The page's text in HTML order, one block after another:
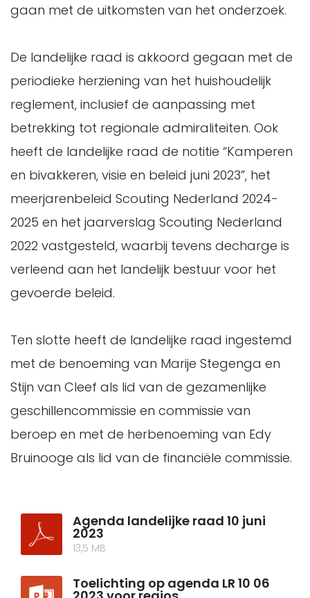
gaan met de uitkomsten van het onderzoek.
De landelijke raad is akkoord gegaan met de
periodieke herziening van het huishoudelijk
reglement, inclusief de aanpassing met
betrekking tot regionale admiraliteiten. Ook
heeft de landelijke raad de notitie “Kamperen
en bivakkeren, visie en beleid juni 2023”, het
meerjarenbeleid Scouting Nederland 2024-
2025 en het jaarverslag Scouting Nederland
2022 vastgesteld, waarbij tevens decharge is
verleend aan het landelijk bestuur voor het
gevoerde beleid.
Ten slotte heeft de landelijke raad ingestemd
met de benoeming van Marije Stegenga en
Stijn van Cleef als lid van de gezamenlijke
geschillencommissie en commissie van
beroep en met de herbenoeming van Edy
Bruinooge als lid van de financiële commissie.
Agenda landelijke raad 10 juni
2023
13,5 MB
Toelichting op agenda LR 10 06